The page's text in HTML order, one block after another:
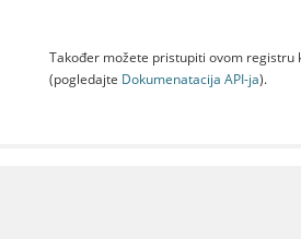
Također možete pristupiti ovom registru
(pogledajte Dokumenаtаcijа API-jа).